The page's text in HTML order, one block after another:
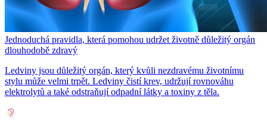
Jednoduchá pravidla, která pomohou udržet životně důležitý orgán
dlouhodobě zdravý
Ledviny jsou důležitý orgán, který kvůli nezdravému životnímu
stylu může velmi trpět. Ledviny čistí krev, udržují rovnováhu
elektrolytů a také odstraňují odpadní látky a toxiny z těla.